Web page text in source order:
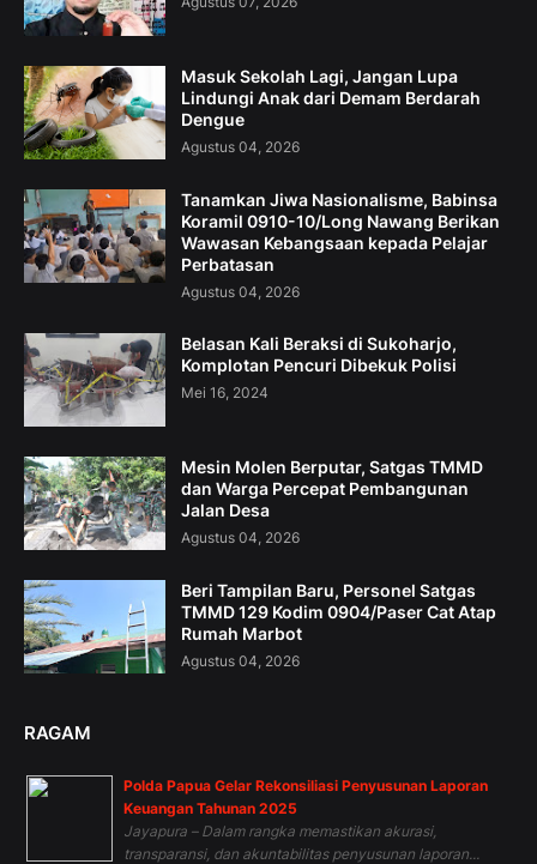
Masuk Sekolah Lagi, Jangan Lupa
Lindungi Anak dari Demam Berdarah
Dengue
Agustus 04, 2026
Tanamkan Jiwa Nasionalisme, Babinsa
Koramil 0910-10/Long Nawang Berikan
Wawasan Kebangsaan kepada Pelajar
Perbatasan
Agustus 04, 2026
Belasan Kali Beraksi di Sukoharjo,
Komplotan Pencuri Dibekuk Polisi
Mei 16, 2024
Mesin Molen Berputar, Satgas TMMD
dan Warga Percepat Pembangunan
Jalan Desa
Agustus 04, 2026
Beri Tampilan Baru, Personel Satgas
TMMD 129 Kodim 0904/Paser Cat Atap
Rumah Marbot
Agustus 04, 2026
RAGAM
Polda Papua Gelar Rekonsiliasi Penyusunan Laporan
Keuangan Tahunan 2025
Jayapura – Dalam rangka memastikan akurasi,
transparansi, dan akuntabilitas penyusunan laporan...